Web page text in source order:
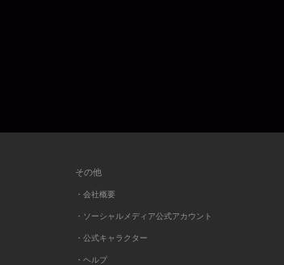
その他
・会社概要
・ソーシャルメディア公式アカウント
・公式キャラクター
・ヘルプ